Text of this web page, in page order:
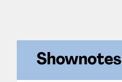
Shownotes